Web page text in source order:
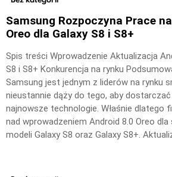
Samsung Rozpoczyna Prace
Oreo dla Galaxy S8 i S8+
Spis treści Wprowadzenie Aktualizacja
S8 i S8+ Konkurencja na rynku
Samsung jest jednym z liderów na rynku
nieustannie dąży do tego, aby
najnowsze technologie. Właśnie dlatego
nad wprowadzeniem Android 8.0 Oreo
modeli Galaxy S8 oraz Galaxy S8+.